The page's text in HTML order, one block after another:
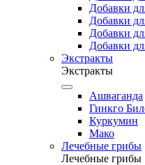
Добавки
Добавки
Добавки
Добавки
Экстракты
Экстракты
Ашваганда
Гинкго
Куркумин
Мако
Лечебные грибы
Лечебные грибы